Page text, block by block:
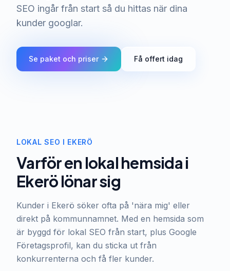
SEO ingår från start så du hittas när dina
kunder googlar.
Se paket och priser Få offert idag
LOKAL SEO I EKERÖ
Varför en lokal hemsida i
Ekerö lönar sig
Kunder i Ekerö söker ofta på 'nära mig' eller
direkt på kommunnamnet. Med en hemsida som
är byggd för lokal SEO från start, plus Google
Företagsprofil, kan du sticka ut från
konkurrenterna och få fler kunder.